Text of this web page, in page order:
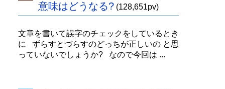
意味はどうなる? (128,651pv)
文章を書いて誤字のチェックをしているとき
に ずらすとづらすのどっちが正しいの と思
っていないでしょうか? なので今回は ...